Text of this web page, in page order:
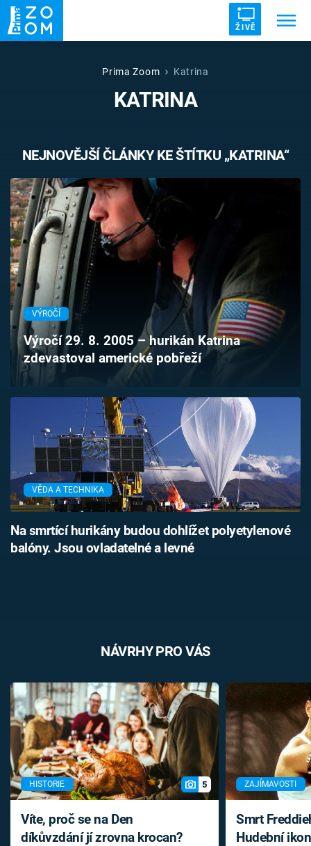
ŽIVĚ
UFO DRUHÁ SVĚTOVÁ VÁLKA
VETŘELCI DÁVNOVĚKU
Témata
Přihlášení
Sledujte nás
Prima Zoom Katrina
KATRINA
NEJNOVĚJŠÍ ČLÁNKY KE ŠTÍTKU „KATRINA“
VÝROČÍ
Výročí 29. 8. 2005 – hurikán Katrina
zdevastoval americké pobřeží
VĚDA A TECHNIKA
Na smrtící hurikány budou dohlížet polyetylenové
balóny. Jsou ovladatelné a levné
NÁVRHY PRO VÁS
HISTORIE 5
Víte, proč se na Den
díkůvzdání jí zrovna krocan?
ZAJÍMAVOSTI
Smrt
Hudební